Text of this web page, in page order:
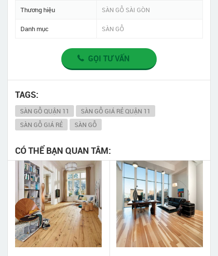
Thương hiệu SÀN GỖ SÀI GÒN
Danh mục SÀN GỖ
GỌI TƯ VẤN
TAGS:
SÀN GỖ QUẬN 11
SÀN GỖ GIÁ RẺ QUẬN 11
SÀN GỖ GIÁ RẺ
SÀN GỖ
CÓ THỂ BẠN QUAN TÂM: